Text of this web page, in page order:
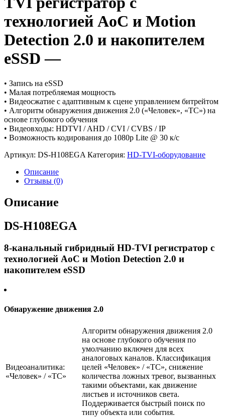
технологией AoC и Motion
Detection 2.0 и накопителем
eSSD —
• Запись на eSSD
• Малая потребляемая мощность
• Видеосжатие с адаптивным к сцене управлением битрейтом
• Алгоритм обнаружения движения 2.0 («Человек», «ТС») на
основе глубокого обучения
• Видеовходы: HDTVI / AHD / CVI / CVBS / IP
• Возможность кодирования до 1080p Lite @ 30 к/с
Артикул: DS-H108EGA Категория: HD-TVI-оборудование
Описание
Отзывы (0)
Описание
DS-H108EGA
8-канальный гибридный HD-TVI регистратор c
технологией AoC и Motion Detection 2.0 и
накопителем eSSD
Обнаружение движения 2.0
Видеоаналитика:
«Человек» / «ТС»
Алгоритм обнаружения движения 2.0
на основе глубокого обучения по
умолчанию включен для всех
аналоговых каналов. Классификация
целей «Человек» / «ТС», снижение
количества ложных тревог, вызванных
такими объектами, как движение
листьев и источников света.
Поддерживается быстрый поиск по
типу объекта или события.